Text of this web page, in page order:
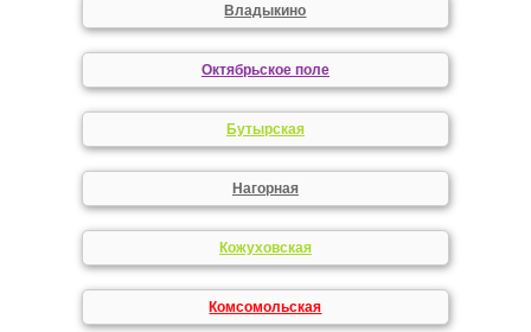
Владыкино
Октябрьское поле
Бутырская
Нагорная
Кожуховская
Комсомольская